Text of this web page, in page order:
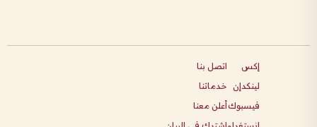
إكس
لينكدإن
فيسبوك
اتصل بنا
خدماتنا
أعلن معنا